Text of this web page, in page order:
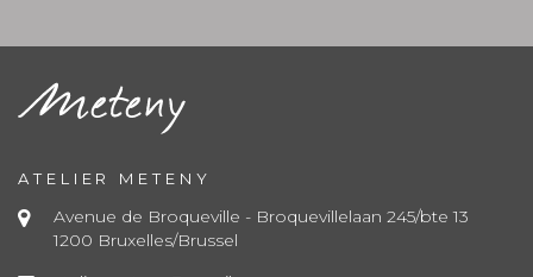
ATELIER METENY
Avenue de Broqueville - Broquevillelaan 245/bte 13
1200 Bruxelles/Brussel